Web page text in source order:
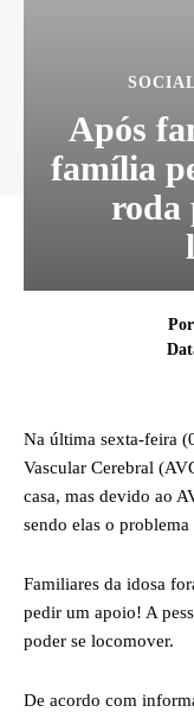
Após
família
roda
Na última sexta-feira
Vascular Cerebral
casa, mas devido ao
sendo elas o
Familiares da idosa
pedir um apoio! A
poder se locomover.
De acordo com